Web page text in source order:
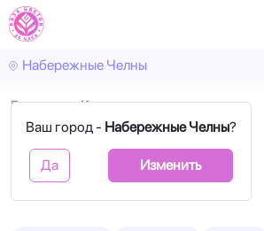
Набережные Челны
Ваш город - Набережные Челны?
Да Изменить
Главная Каллы
Букеты с каллами